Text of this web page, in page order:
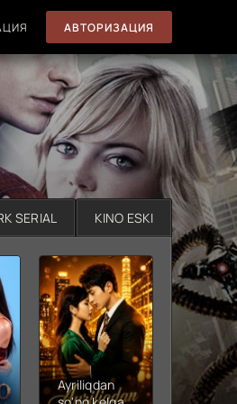
АВТОРИЗАЦИЯ
SERIAL KINO ESKI
Ayriliqdan